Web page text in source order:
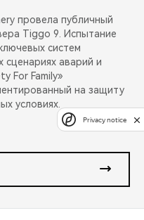
провела публичный
Tiggo 9. Испытание
систем
аварий и
For Family»
на защиту
условиях.
Privacy notice